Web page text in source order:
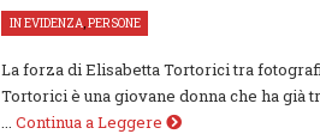
IN EVIDENZA,PERSONE
La forza di Elisabetta Tortorici tra
Tortorici è una giovane donna che ha già
... Continua a Leggere